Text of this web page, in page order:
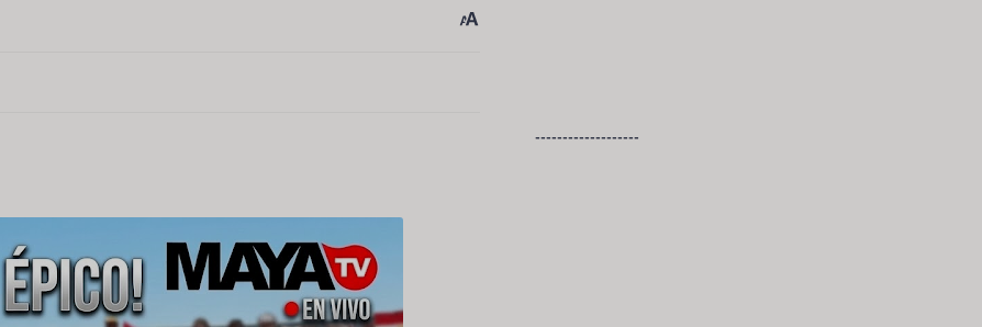
-------------------